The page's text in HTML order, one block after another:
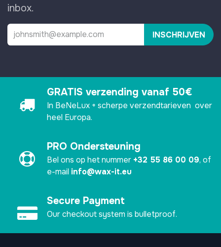
inbox.
INSCHRIJVEN
GRATIS verzending vanaf 50€
In BeNeLux + scherpe verzendtarieven over
heel Europa.
PRO Ondersteuning
Bel ons op het nummer +32 55 86 00 09, of
e-mail info@wax-it.eu
Secure Payment
Our checkout system is bulletproof.